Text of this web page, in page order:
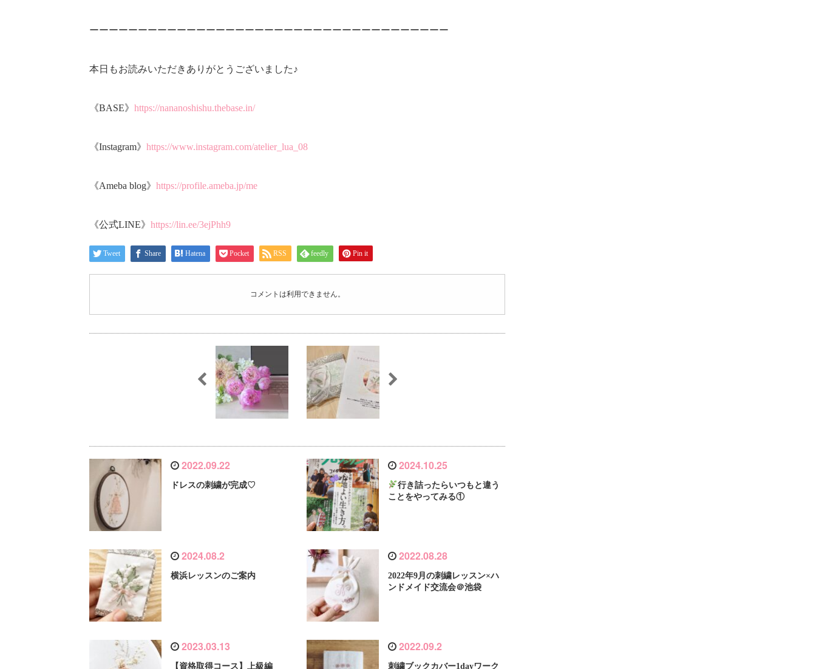
ーーーーーーーーーーーーーーーーーーーーーーーーーーーーーーーーーーーーー
本日もお読みいただきありがとうございました♪
《BASE》 https://nananoshishu.thebase.in/
《Instagram》 https://www.instagram.com/atelier_lua_08
《Ameba blog》 https://profile.ameba.jp/me
《公式LINE》 https://lin.ee/3ejPhh9
Tweet Share Hatena Pocket RSS feedly Pin it
コメントは利用できません。
2022.09.22
ドレスの刺繍が完成♡
2024.10.25
行き詰ったらいつもと違う
ことをやってみる①
2024.08.2
横浜レッスンのご案内
2022.08.28
2022年9月の刺繍レッスン×ハ
ンドメイド交流会＠池袋
2023.03.13
【資格取得コース】上級編
2022.09.2
刺繍ブックカバー1dayワーク